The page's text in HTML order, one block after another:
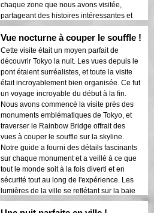
chaque zone que nous avons visitée,
partageant des histoires intéressantes et
veillant à ce que tout le monde se sente en
sécurité et à l'aise. L'atmosphère nocturne
était calme mais excitante, et j'ai été
émerveillé par le contraste entre les gratte-
ciels modernes et l'architecture historique.
Cette visite est une combinaison parfaite
d'aventure et d'éducation, offrant aux
voyageurs un regard unique sur la beauté
de Tokyo après la tombée de la nuit.
Vue nocturne à couper le souffle !
Cette visite était un moyen parfait de
découvrir Tokyo la nuit. Les vues depuis le
pont étaient surréalistes, et toute la visite
était incroyablement bien organisée. Ce fut
un voyage incroyable du début à la fin.
Nous avons commencé la visite près des
monuments emblématiques de Tokyo, et
traverser le Rainbow Bridge offrait des
vues à couper le souffle sur la skyline.
Notre guide a fourni des détails fascinants
sur chaque monument et a veillé à ce que
tout le monde soit à la fois diverti et en
sécurité tout au long de l'expérience. Les
lumières de la ville se reflétant sur la baie
créaient une atmosphère onirique qui a